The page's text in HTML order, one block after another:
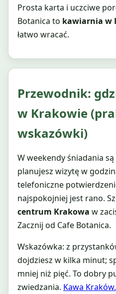
Prosta karta i uczciwe
Botanica to kawiarnia w
łatwo wracać.
Przewodnik:
w Krakowie
wskazówki)
W weekendy śniadania
planujesz wizytę w
telefoniczne
najspokojniej jest rano.
centrum Krakowa w
Zacznij od Cafe Botanica.
Wskazówka: z
dojdziesz w kilka minut;
mniej niż pięć. To dobry
zwiedzania. Kawa Kraków.